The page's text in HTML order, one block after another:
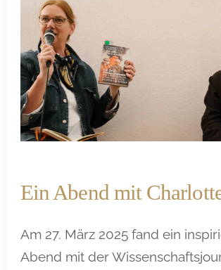
Ein Abend mit
Am 27. März 2025 fand ein
Abend mit der